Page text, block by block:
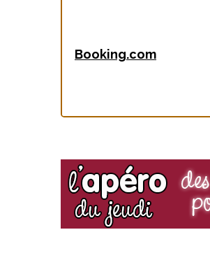
Booking.com
c
r